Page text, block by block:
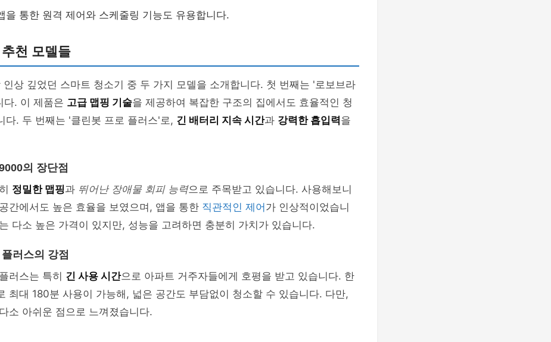
을 통한 원격 제어와 스케줄링 기능도 유용합니다.
천 모델들
상 깊었던 스마트 청소기 중 두 가지 모델을 소개합니다. 첫 번째는 '로보브라
. 이 제품은 고급 맵핑 기술을 제공하여 복잡한 구조의 집에서도 효율적인 청
다. 두 번째는 '클린봇 프로 플러스'로, 긴 배터리 지속 시간과 강력한 흡입력을
의 장단점
정밀한 맵핑과 뛰어난 장애물 회피 능력으로 주목받고 있습니다. 사용해보니
간에서도 높은 효율을 보였으며, 앱을 통한 직관적인 제어 가 인상적이었습니
다소 높은 가격이 있지만, 성능을 고려하면 충분히 가치가 있습니다.
러스의 강점
러스는 특히 긴 사용 시간으로 아파트 거주자들에게 호평을 받고 있습니다. 한
최대 180분 사용이 가능해, 넓은 공간도 부담없이 청소할 수 있습니다. 다만,
소 아쉬운 점으로 느껴졌습니다.